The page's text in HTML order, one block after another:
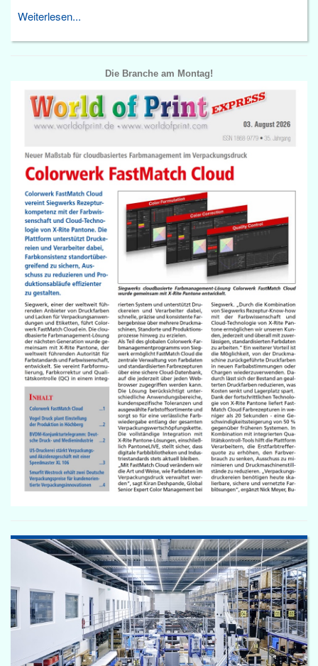
Weiterlesen...
Die Branche am Montag!